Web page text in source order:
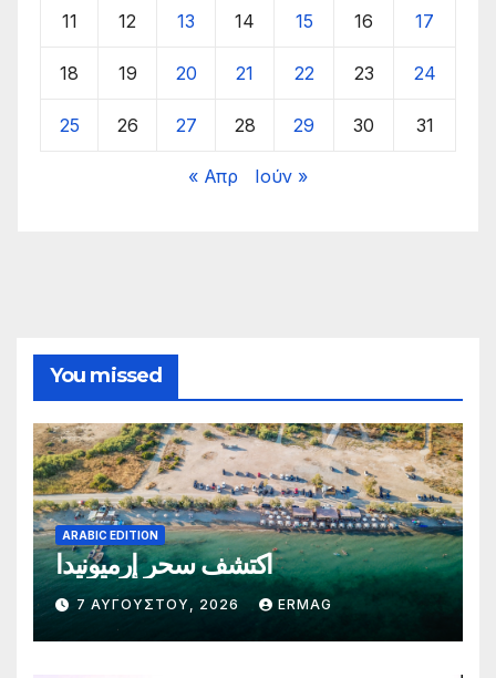
11 12 13 14 15 16 17
18 19 20 21 22 23 24
25 26 27 28 29 30 31
« Απρ Ιούν »
You missed
ARABIC EDITION
اكتشف سحر إرميونيدا
7 ΑΥΓΟΎΣΤΟΥ, 2026 ERMAG